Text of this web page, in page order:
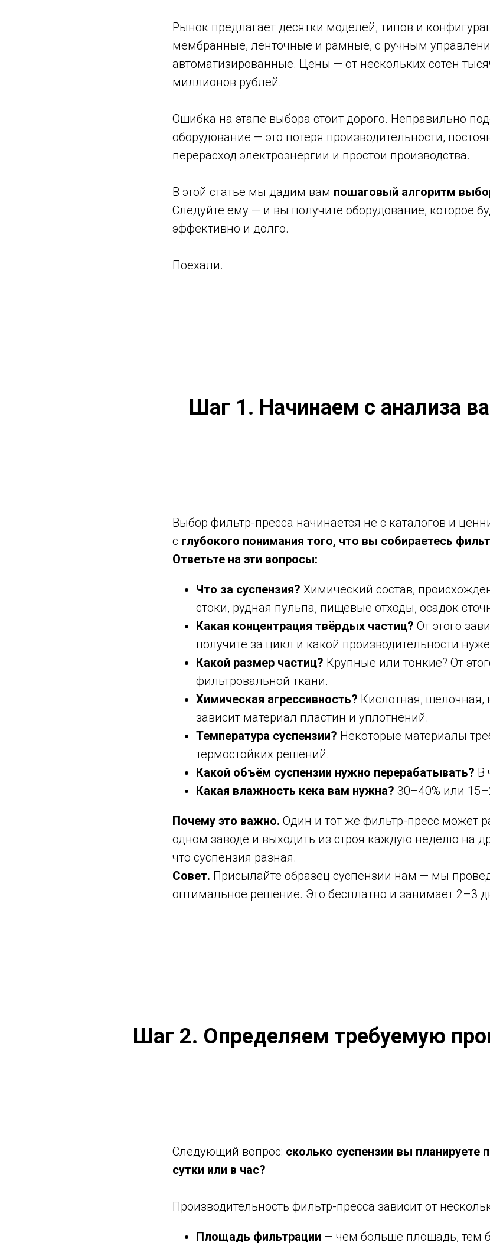
Рынок предлагает десятки моделей, типов и
мембранные, ленточные и рамные, с ручным
автоматизированные. Цены — от нескольких сотен
миллионов рублей.
Ошибка на этапе выбора стоит дорого. Неправильно
оборудование — это потеря производительности,
перерасход электроэнергии и простои производства.
В этой статье мы дадим вам пошаговый алгоритм
Следуйте ему — и вы получите оборудование, которое
эффективно и долго.
Поехали.
Шаг 1. Начинаем с анализа
Выбор фильтр-пресса начинается не с каталогов и
с глубокого понимания того, что вы собираетесь
Ответьте на эти вопросы:
Что за суспензия? Химический состав,
стоки, рудная пульпа, пищевые отходы, осадок
Какая концентрация твёрдых частиц? От этого
получите за цикл и какой производительности
Какой размер частиц? Крупные или тонкие? От
фильтровальной ткани.
Химическая агрессивность? Кислотная, щелочная,
зависит материал пластин и уплотнений.
Температура суспензии? Некоторые материалы
термостойких решений.
Какой объём суспензии нужно перерабатывать? В
Какая влажность кека вам нужна? 30–40% или
Почему это важно. Один и тот же фильтр-пресс может
одном заводе и выходить из строя каждую неделю на
что суспензия разная.
Совет. Присылайте образец суспензии нам — мы
оптимальное решение. Это бесплатно и занимает 2–3
Шаг 2. Определяем требуемую
Следующий вопрос: сколько суспензии вы планируете
сутки или в час?
Производительность фильтр-пресса зависит от
Площадь фильтрации — чем больше площадь, тем